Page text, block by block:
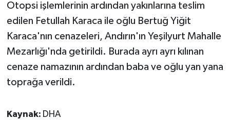
Otopsi işlemlerinin ardından yakınlarına teslim
edilen Fetullah Karaca ile oğlu Bertuğ Yiğit
Karaca'nın cenazeleri, Andırın'ın Yeşilyurt Mahalle
Mezarlığı'nda getirildi. Burada ayrı ayrı kılınan
cenaze namazının ardından baba ve oğlu yan yana
toprağa verildi.
Kaynak: DHA